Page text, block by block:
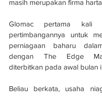
masih merupakan firma
Glomac pertama kali
pertimbangannya untuk
perniagaan baharu
dengan The Edge
diterbitkan pada awal bulan
Beliau berkata, usaha